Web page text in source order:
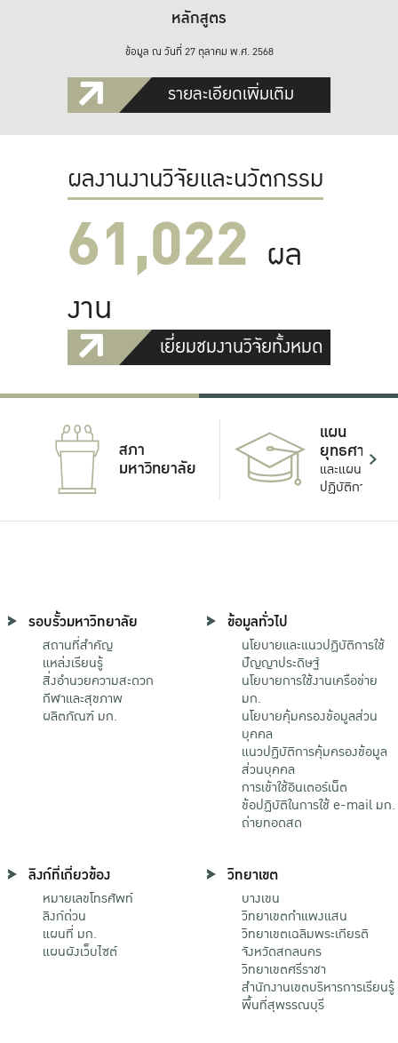
หลักสูตร
ข้อมูล ณ วันที่ 27 ตุลาคม พ.ศ. 2568
รายละเอียดเพิ่มเติม
ผลงานงานวิจัยและนวัตกรรม
61,022 ผล
งาน
เยี่ยมชมงานวิจัยทั้งหมด
สภา
มหาวิทยาลัย
แผน
ยุทธศาสตร์
และแผน
ปฏิบัติการ
รอบรั้วมหาวิทยาลัย
สถานที่สำคัญ
แหล่งเรียนรู้
สิ่งอำนวยความสะดวก
กีฬาและสุขภาพ
ผลิตภัณฑ์ มก.
ข้อมูลทั่วไป
นโยบายและแนวปฏิบัติการใช้
ปัญญาประดิษฐ์
นโยบายการใช้งานเครือข่าย
มก.
นโยบายคุ้มครองข้อมูลส่วน
บุคคล
แนวปฏิบัติการคุ้มครองข้อมูล
ส่วนบุคคล
การเข้าใช้อินเตอร์เน็ต
ข้อปฏิบัติในการใช้ e-mail มก.
ถ่ายทอดสด
ลิงก์ที่เกี่ยวข้อง
หมายเลขโทรศัพท์
ลิงก์ด่วน
แผนที่ มก.
แผนผังเว็บไซต์
วิทยาเขต
บางเขน
วิทยาเขตกําแพงแสน
วิทยาเขตเฉลิมพระเกียรติ
จังหวัดสกลนคร
วิทยาเขตศรีราชา
สำนักงานเขตบริหารการเรียนรู้
พื้นที่สุพรรณบุรี